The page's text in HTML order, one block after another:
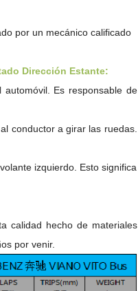
por un mecánico calificado
Dirección Estante:
Es responsable de
conductor a girar las ruedas.
izquierdo. Esto significa
calidad hecho de materiales
por venir.